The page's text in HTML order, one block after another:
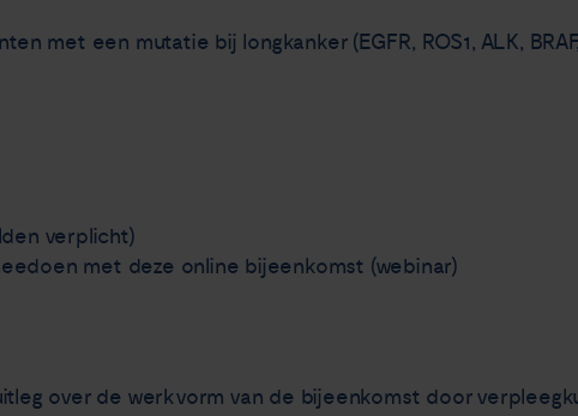
met een mutatie bij longkanker (EGFR, ROS1, ALK, BRAF,
verplicht)
met deze online bijeenkomst (webinar)
over de werkvorm van de bijeenkomst door